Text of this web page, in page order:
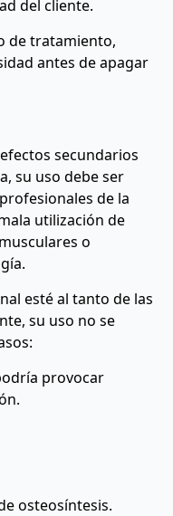
del cliente.
de tratamiento,
antes de apagar
secundarios
su uso debe ser
de la
utilización de
o
esté al tanto de las
su uso no se
provocar
osteosíntesis.